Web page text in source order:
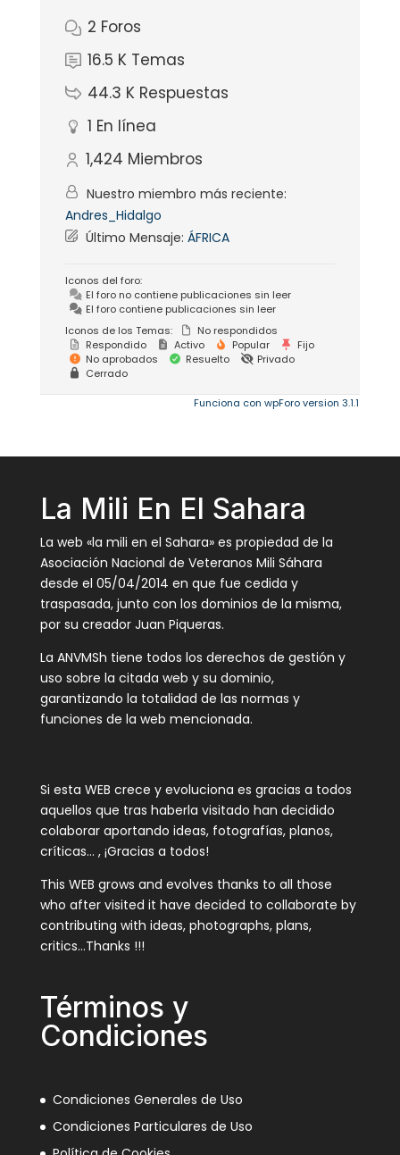
2 Foros
16.5 K Temas
44.3 K Respuestas
1 En línea
1,424 Miembros
Nuestro miembro más reciente:
Andres_Hidalgo
Último Mensaje: ÁFRICA
Iconos del foro:
El foro no contiene publicaciones sin leer
El foro contiene publicaciones sin leer
Iconos de los Temas:
No respondidos
Respondido
Activo Popular
Fijo
No aprobados
Resuelto
Privado
Cerrado
Funciona con wpForo version 3.1.1
La Mili En El Sahara
La web «la mili en el Sahara» es propiedad de la
Asociación Nacional de Veteranos Mili Sáhara
desde el 05/04/2014 en que fue cedida y
traspasada, junto con los dominios de la misma,
por su creador Juan Piqueras.
La ANVMSh tiene todos los derechos de gestión y
uso sobre la citada web y su dominio,
garantizando la totalidad de las normas y
funciones de la web mencionada.
Si esta WEB crece y evoluciona es gracias a todos
aquellos que tras haberla visitado han decidido
colaborar aportando ideas, fotografías, planos,
críticas… , ¡Gracias a todos!
This WEB grows and evolves thanks to all those
who after visited it have decided to collaborate by
contributing with ideas, photographs, plans,
critics…Thanks !!!
Términos y
Condiciones
Condiciones Generales de Uso
Condiciones Particulares de Uso